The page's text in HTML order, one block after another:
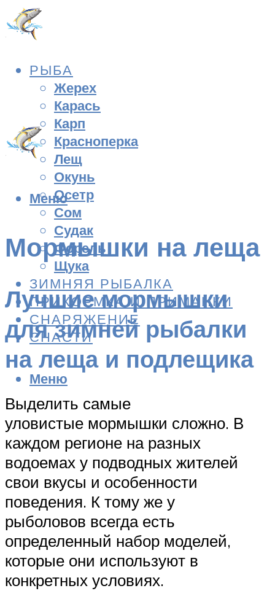
РЫБА
Жерех
Карась
Карп
Красноперка
Лещ
Окунь
Осетр
Сом
Судак
Форель
Щука
ЗИМНЯЯ РЫБАЛКА
ПРИКОРМКА И ПРИМАНКИ
СНАРЯЖЕНИЕ
СНАСТИ
Меню
Меню
Мормышки на леща
Лучшие мормышки
для зимней рыбалки
на леща и подлещика
Выделить самые
уловистые мормышки сложно. В
каждом регионе на разных
водоемах у подводных жителей
свои вкусы и особенности
поведения. К тому же у
рыболовов всегда есть
определенный набор моделей,
которые они используют в
конкретных условиях.